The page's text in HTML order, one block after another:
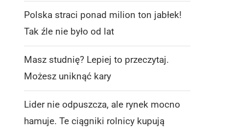
Polska straci ponad milion ton jabłek!
Tak źle nie było od lat
Masz studnię? Lepiej to przeczytaj.
Możesz uniknąć kary
Lider nie odpuszcza, ale rynek mocno
hamuje. Te ciągniki rolnicy kupują